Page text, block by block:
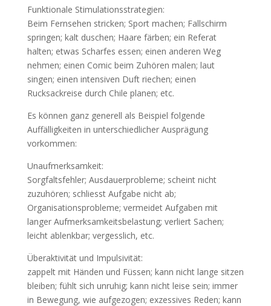
Funktionale Stimulationsstrategien:
Beim Fernsehen stricken; Sport machen; Fallschirm
springen; kalt duschen; Haare färben; ein Referat
halten; etwas Scharfes essen; einen anderen Weg
nehmen; einen Comic beim Zuhören malen; laut
singen; einen intensiven Duft riechen; einen
Rucksackreise durch Chile planen; etc.
Es können ganz generell als Beispiel folgende
Auffälligkeiten in unterschiedlicher Ausprägung
vorkommen:
Unaufmerksamkeit:
Sorgfaltsfehler; Ausdauerprobleme; scheint nicht
zuzuhören; schliesst Aufgabe nicht ab;
Organisationsprobleme; vermeidet Aufgaben mit
langer Aufmerksamkeitsbelastung; verliert Sachen;
leicht ablenkbar; vergesslich, etc.
Überaktivität und Impulsivität:
zappelt mit Händen und Füssen; kann nicht lange sitzen
bleiben; fühlt sich unruhig; kann nicht leise sein; immer
in Bewegung, wie aufgezogen; exzessives Reden; kann